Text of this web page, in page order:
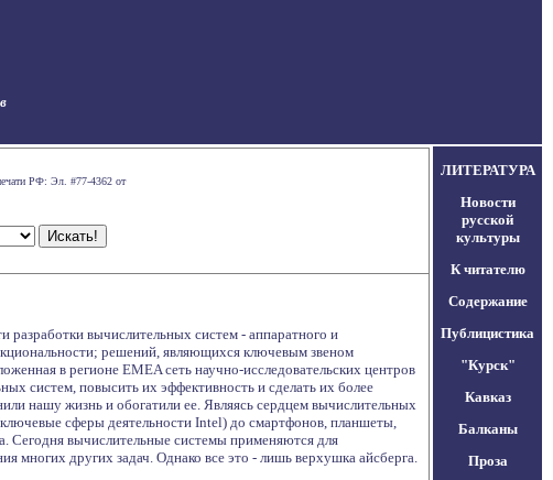
РФ: Эл. #77-4362 от
разработки вычислительных систем - аппаратного и
решений, являющихся ключевым звеном
в регионе EMEA сеть научно-исследовательских центров
систем, повысить их эффективность и сделать их более
нашу жизнь и обогатили ее. Являясь сердцем вычислительных
сферы деятельности Intel) до смартфонов, планшеты,
Сегодня вычислительные системы применяются для
других задач. Однако все это - лишь верхушка айсберга.
ЛИТЕРАТУРА
Новости
русской
культуры
К читателю
Содержание
Публицистика
"Курск"
Кавказ
Балканы
Проза